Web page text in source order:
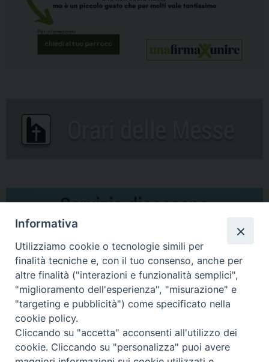
Comunicati Stampa
Il cordoglio dei Vescovi di Puglia per la morte di S.E.R. Mons. Agostino
Superbo
Nasce la Consulta Diocesana delle Aggregazioni Laicali di Castellaneta
Informativa
Utilizziamo cookie o tecnologie simili per
finalità tecniche e, con il tuo consenso, anche per
altre finalità ("interazioni e funzionalità semplici",
"miglioramento dell'esperienza", "misurazione" e
"targeting e pubblicità") come specificato nella
cookie policy.
Cliccando su "accetta" acconsenti all'utilizzo dei
cookie. Cliccando su "personalizza" puoi avere